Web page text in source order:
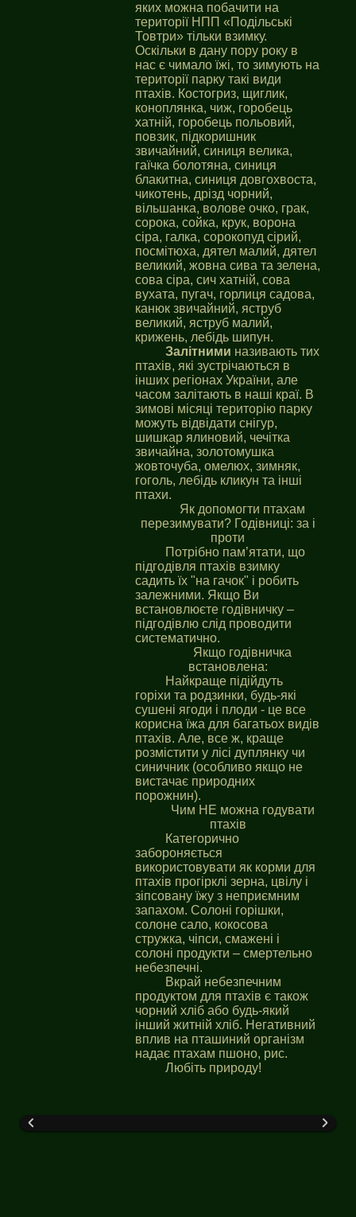
яких можна побачити на
території НПП «Подільські
Товтри» тільки взимку.
Оскільки в дану пору року в
нас є чимало їжі, то зимують на
території парку такі види
птахів. Костогриз, щиглик,
коноплянка, чиж, горобець
хатній, горобець польовий,
повзик, підкоришник
звичайний, синиця велика,
гаїчка болотяна, синиця
блакитна, синиця довгохвоста,
чикотень, дрізд чорний,
вільшанка, волове очко, грак,
сорока, сойка, крук, ворона
сіра, галка, сорокопуд сірий,
посмітюха, дятел малий, дятел
великий, жовна сива та зелена,
сова сіра, сич хатній, сова
вухата, пугач, горлиця садова,
канюк звичайний, яструб
великий, яструб малий,
крижень, лебідь шипун.
Залітними називають тих
птахів, які зустрічаються в
інших регіонах України, але
часом залітають в наші краї. В
зимові місяці територію парку
можуть відвідати снігур,
шишкар ялиновий, чечітка
звичайна, золотомушка
жовточуба, омелюх, зимняк,
гоголь, лебідь кликун та інші
птахи.
Як допомогти птахам
перезимувати? Годівниці: за і
проти
Потрібно пам’ятати, що
підгодівля птахів взимку
садить їх "на гачок" і робить
залежними. Якщо Ви
встановлюєте годівничку –
підгодівлю слід проводити
систематично.
Якщо годівничка
встановлена:
Найкраще підійдуть
горіхи та родзинки, будь-які
сушені ягоди і плоди - це все
корисна їжа для багатьох видів
птахів. Але, все ж, краще
розмістити у лісі дуплянку чи
синичник (особливо якщо не
вистачає природних
порожнин).
Чим НЕ можна годувати
птахів
Категорично
забороняється
використовувати як корми для
птахів прогірклі зерна, цвілу і
зіпсовану їжу з неприємним
запахом. Солоні горішки,
солоне сало, кокосова
стружка, чіпси, смажені і
солоні продукти – смертельно
небезпечні.
Вкрай небезпечним
продуктом для птахів є також
чорний хліб або будь-який
інший житній хліб. Негативний
вплив на пташиний організм
надає птахам пшоно, рис.
Любіть природу!